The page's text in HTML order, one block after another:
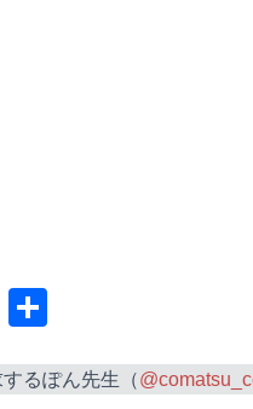
P
ckるぽん先生（